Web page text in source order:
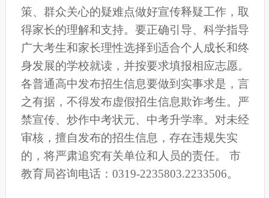
策、群众关心的疑难点做好宣传释疑工作，取
得家长的理解和支持。要正确引导、科学指导
广大考生和家长理性选择到适合个人成长和终
身发展的学校就读，并按要求填报相应志愿。
各普通高中发布招生信息要做到实事求是，言
之有据，不得发布虚假招生信息欺诈考生。严
禁宣传、炒作中考状元、中考升学率。对未经
审核，擅自发布的招生信息，存在违规失实
的，将严肃追究有关单位和人员的责任。 市
教育局咨询电话：0319-2235803.2233506。